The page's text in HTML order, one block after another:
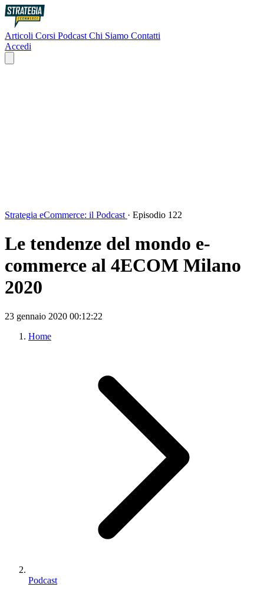
Articoli Corsi Podcast Chi Siamo Contatti
Accedi
Strategia eCommerce: il Podcast · Episodio 122
Le tendenze del mondo e-
commerce al 4ECOM Milano
2020
23 gennaio 2020 00:12:22
Home
Podcast